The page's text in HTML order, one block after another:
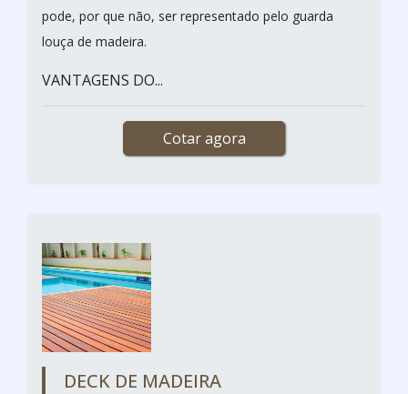
pode, por que não, ser representado pelo guarda
louça de madeira.
VANTAGENS DO...
Cotar agora
DECK DE MADEIRA